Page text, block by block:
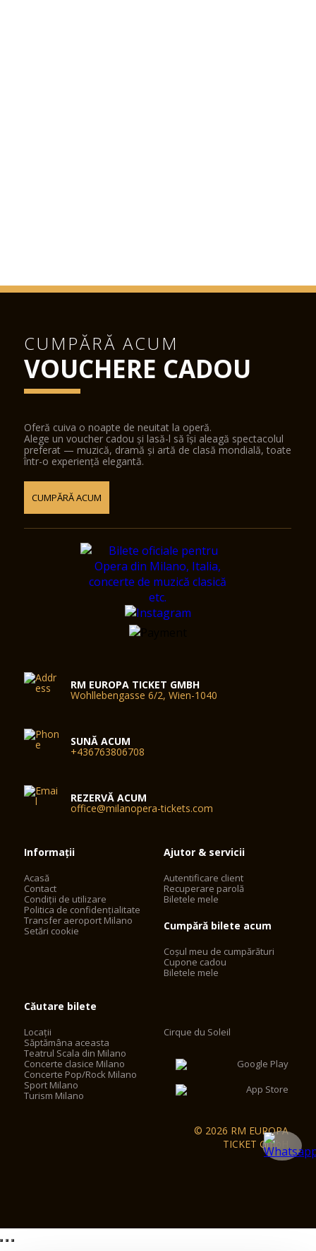
CUMPĂRĂ ACUM
VOUCHERE CADOU
Oferă cuiva o noapte de neuitat la operă.
Alege un voucher cadou și lasă-l să își aleagă spectacolul
preferat — muzică, dramă și artă de clasă mondială, toate
într-o experiență elegantă.
CUMPĂRĂ ACUM
RM EUROPA TICKET GMBH
Wohllebengasse 6/2, Wien-1040
SUNĂ ACUM
+436763806708
REZERVĂ ACUM
office@milanopera-tickets.com
Informații
Acasă
Contact
Condiții de utilizare
Politica de confidențialitate
Transfer aeroport Milano
Setări cookie
Ajutor & servicii
Autentificare client
Recuperare parolă
Biletele mele
Cumpără bilete acum
Coșul meu de cumpărături
Cupone cadou
Biletele mele
Căutare bilete
Locații
Săptămâna aceasta
Teatrul Scala din Milano
Concerte clasice Milano
Concerte Pop/Rock Milano
Sport Milano
Turism Milano
Cirque du Soleil
© 2026 RM EUROPA
TICKET GmbH